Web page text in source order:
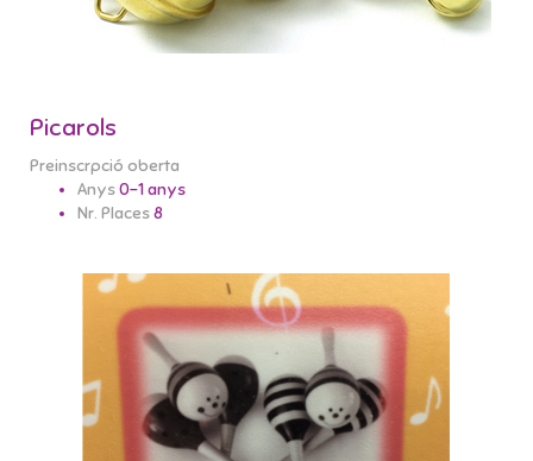
Picarols
Preinscrpció oberta
Anys0-1 anys
Nr. Places8